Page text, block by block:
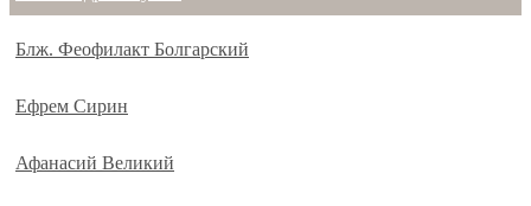
Блж. Феофилакт Болгарский
Ефрем Сирин
Афанасий Великий